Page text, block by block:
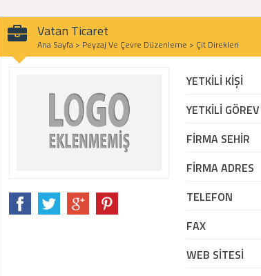
Vatan Ticaret
Ana Sayfa > Peyzaj Ve Çevre Düzenleme > Çit Direkleri
YETKİLİ KİŞİ
YETKİLİ GÖREV
FİRMA SEHİR
FİRMA ADRES
TELEFON
FAX
WEB SİTESİ